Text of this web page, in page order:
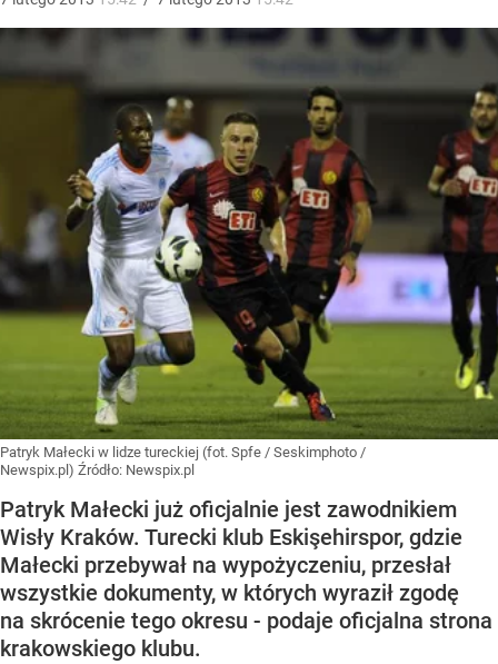
Patryk Małecki w lidze tureckiej (fot. Spfe / Seskimphoto /
Newspix.pl) Źródło: Newspix.pl
Patryk Małecki już oficjalnie jest zawodnikiem
Wisły Kraków. Turecki klub Eskişehirspor, gdzie
Małecki przebywał na wypożyczeniu, przesłał
wszystkie dokumenty, w których wyraził zgodę
na skrócenie tego okresu - podaje oficjalna strona
krakowskiego klubu.